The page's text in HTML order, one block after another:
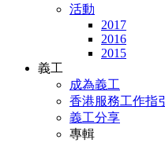
活動
2017
2016
2015
義工
成為義工
香港服務工作指引
義工分享
專輯